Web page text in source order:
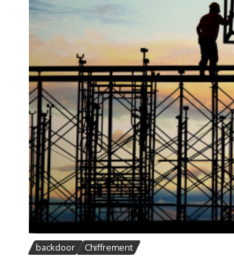
backdoor Chiffrement